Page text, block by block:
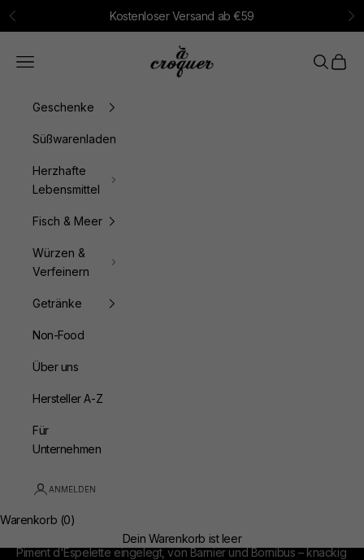
Zum Inhalt springen
Zurück Kostenloser Versand ab €59
à croquer
Menü Suchen
Geschenke
Süßwarenladen
Herzhafte
Lebensmittel
Fisch & Meer
Würzen &
Verfeinern
Getränke
Non-Food
Über uns
Hersteller A-Z
Für
Unternehmen
ANMELDEN
Warenkorb (0)
Dein Warenkorb ist leer
Oliven
Oliven aus Frankreich, grün und schwarz. Mit Kräutern oder
Piment d'Espelette eingelegt, von Barnier und Bornibus – knackig